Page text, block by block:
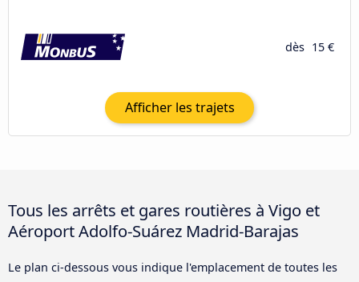
dès 15 €
Afficher les trajets
Tous les arrêts et gares routières à Vigo et
Aéroport Adolfo-Suárez Madrid-Barajas
Le plan ci-dessous vous indique l'emplacement de toutes les